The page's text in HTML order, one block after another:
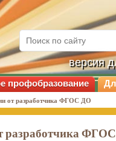
разработчика
версия
профобразование
от разработчика ФГОС ДО